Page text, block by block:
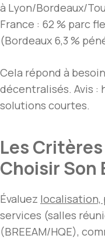
à Lyon/Bordeaux/
France : 62 % parc
(Bordeaux 6,3 %
Cela répond à
décentralisés. Avis :
solutions courtes.
Les
Choisir Son
Évaluez localisation,
services (salles
(BREEAM/HQE),